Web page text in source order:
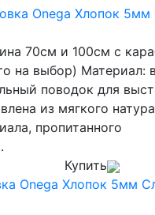
70см и 100см с
на выбор) Материал:
поводок для
из мягкого
пропитанного
Купить
Onega Хлопок 5мм